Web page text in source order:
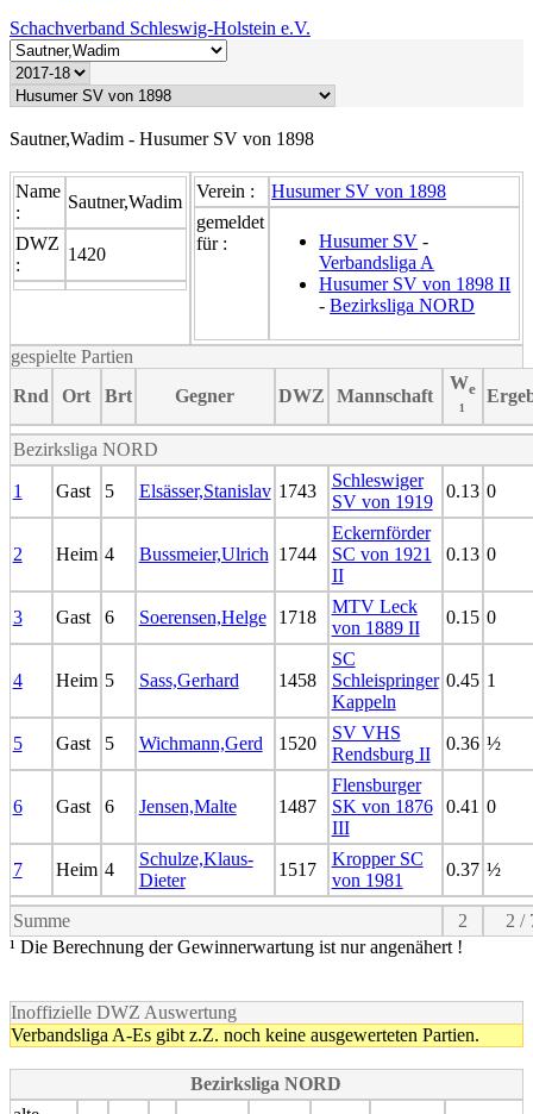
Schachverband Schleswig-Holstein e.V.
Sautner,Wadim - Husumer SV von 1898
Name
:
Sautner,Wadim
DWZ
:
1420
Verein :
Husumer SV von 1898
gemeldet
für :
Husumer SV -
Verbandsliga A
Husumer SV von 1898 II
-Bezirksliga NORD
gespielte Partien
Rnd
Ort Brt Gegner DWZ Mannschaft
We
¹
Bezirksliga NORD
1 Gast 5 Elsässer,Stanislav 1743
Schleswiger
SV von 1919
0.13 0
2 Heim 4 Bussmeier,Ulrich 1744
Eckernförder
SC von 1921
II
0.13 0
3 Gast 6 Soerensen,Helge 1718
MTV Leck
von 1889 II
0.15 0
4 Heim 5 Sass,Gerhard 1458
SC
Schleispringer
Kappeln
0.45 1
5 Gast 5 Wichmann,Gerd 1520
SV VHS
Rendsburg II
0.36 ½
6 Gast 6 Jensen,Malte 1487
Flensburger
SK von 1876
III
0.41 0
7 Heim 4
Schulze,Klaus-
Dieter
1517
Kropper SC
von 1981
0.37 ½
Summe 2
2 /
¹ Die Berechnung der Gewinnerwartung ist nur angenähert !
Inoffizielle DWZ Auswertung
Verbandsliga A-Es gibt z.Z. noch keine ausgewerteten Partien.
Bezirksliga NORD